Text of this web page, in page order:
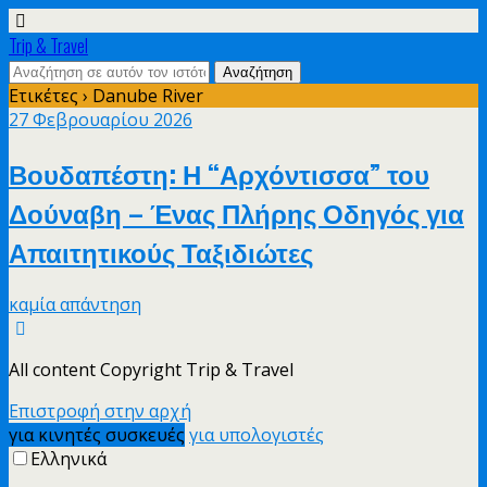
Trip & Travel
Ετικέτες › Danube River
27 Φεβρουαρίου 2026
Βουδαπέστη: Η “Αρχόντισσα” του
Δούναβη – Ένας Πλήρης Οδηγός για
Απαιτητικούς Ταξιδιώτες
καμία απάντηση
All content Copyright Trip & Travel
Επιστροφή στην αρχή
για κινητές συσκευές για υπολογιστές
Ελληνικά